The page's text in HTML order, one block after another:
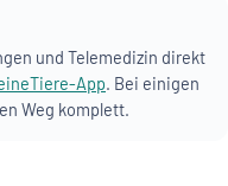
und Telemedizin direkt
App. Bei einigen
Weg komplett.